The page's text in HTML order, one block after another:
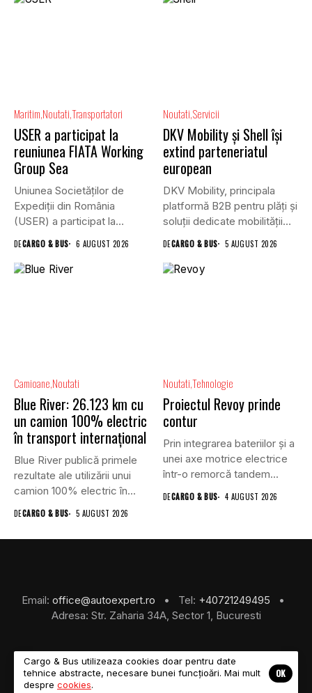
Maritim NoutatiTransportatori
USER a participat la
reuniunea FIATA Working
Group Sea
Uniunea Societăților de
Expediții din România
(USER) a participat la
DECARGO & BUS 6 AUGUST 2026
Noutati Servicii
DKV Mobility și Shell își
extind parteneriatul
european
DKV Mobility, principala
platformă B2B pentru plăți și
soluții dedicate mobilității
DECARGO & BUS 5 AUGUST 2026
Camioane Noutati
Blue River: 26.123 km cu
un camion 100% electric
în transport internațional
Blue River publică primele
rezultate ale utilizării unui
camion 100% electric în...
DECARGO & BUS 5 AUGUST 2026
NoutatiTehnologie
Proiectul Revoy prinde
contur
Prin integrarea bateriilor și a
unei axe motrice electrice
într-o remorcă tandem...
DECARGO & BUS 4 AUGUST 2026
Email: office@autoexpert.ro • Tel: +40721249495
•
Adresa: Str. Zaharia 34A, Sector 1, Bucuresti
©2026 Cargo & Bus
Cargo & Bus utilizeaza cookies doar pentru date
tehnice abstracte, necesare bunei funcțioări. Mai mult
despre cookies.
OK